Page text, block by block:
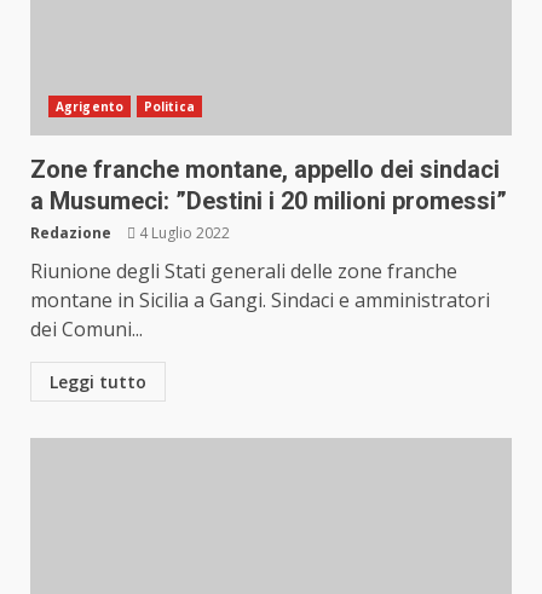
Agrigento Politica
Zone franche montane, appello dei sindaci
a Musumeci: ”Destini i 20 milioni promessi”
Redazione 4 Luglio 2022
Riunione degli Stati generali delle zone franche
montane in Sicilia a Gangi. Sindaci e amministratori
dei Comuni...
Leggi tutto